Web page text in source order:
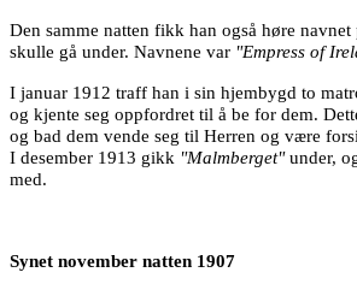
Den samme natten fikk han også høre navnet
skulle gå under. Navnene var "Empress of
I januar 1912 traff han i sin hjembygd to
og kjente seg oppfordret til å be for dem.
og bad dem vende seg til Herren og være
I desember 1913 gikk "Malmberget"under,
med.
Synet november natten 1907